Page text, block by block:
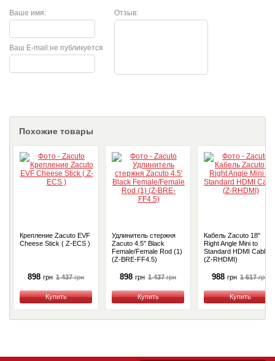
Ваше имя: Отзыв:
не публикуется
Ваш E-mail:
Похожие товары
Крепление Zacuto EVF
Cheese Stick ( Z-ECS )
898 грн 1 437грн
Купить
Удлинитель стержня
Zacuto 4.5" Black
Female/Female Rod (1)
(Z-BRE-FF4.5)
898 грн 1 437грн
Купить
Кабель Zacuto 18"
Right Angle Mini to
Standard HDMI Cable
(Z-RHDMI)
988 грн 1 617грн
Купить